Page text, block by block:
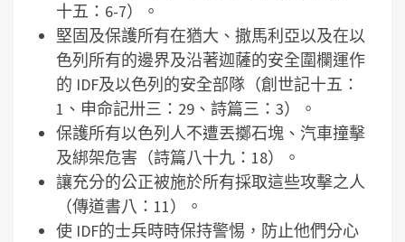
十五：6-7）。
堅固及保護所有在猶大、撒馬利亞以及在以
色列所有的邊界及沿著迦薩的安全圍欄運作
的 IDF及以色列的安全部隊（創世記十五：
1、申命記卅三：29、詩篇三：3）。
保護所有以色列人不遭丟擲石塊、汽車撞擊
及綁架危害（詩篇八十九：18）。
讓充分的公正被施於所有採取這些攻擊之人
（傳道書八：11）。
使 IDF的士兵時時保持警惕，防止他們分心